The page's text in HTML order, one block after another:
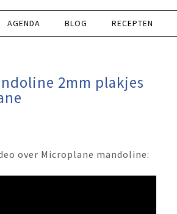
AGENDA BLOG RECEPTEN
2mm plakjes
over Microplane mandoline: